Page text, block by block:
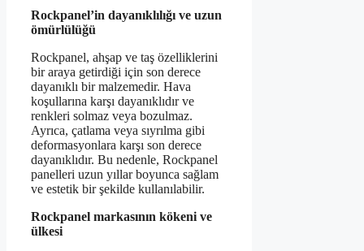
Rockpanel’in dayanıklılığı ve uzun
ömürlülüğü
Rockpanel, ahşap ve taş özelliklerini
bir araya getirdiği için son derece
dayanıklı bir malzemedir. Hava
koşullarına karşı dayanıklıdır ve
renkleri solmaz veya bozulmaz.
Ayrıca, çatlama veya sıyrılma gibi
deformasyonlara karşı son derece
dayanıklıdır. Bu nedenle, Rockpanel
panelleri uzun yıllar boyunca sağlam
ve estetik bir şekilde kullanılabilir.
Rockpanel markasının kökeni ve
ülkesi